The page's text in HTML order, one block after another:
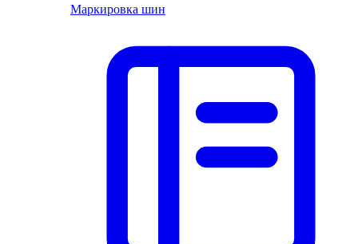
Маркировка шин